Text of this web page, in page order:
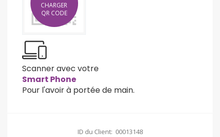
CHARGER
QR CODE
Scanner avec votre
Smart Phone
Pour l'avoir à portée de main.
ID du Client: 00013148